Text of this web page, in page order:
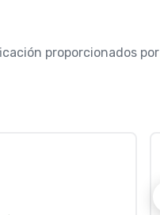
proporcionados por